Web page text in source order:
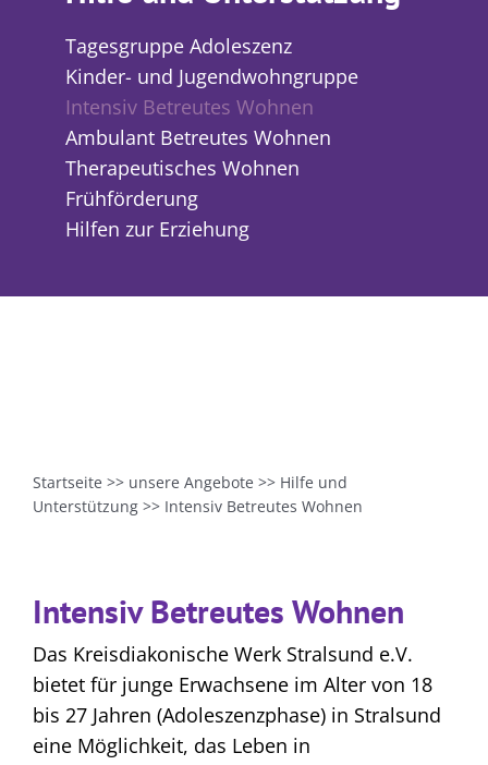
Tagesgruppe Adoleszenz
Kinder- und Jugendwohngruppe
Intensiv Betreutes Wohnen
Ambulant Betreutes Wohnen
Therapeutisches Wohnen
Frühförderung
Hilfen zur Erziehung
Startseite >> unsere Angebote >> Hilfe und
Unterstützung>> Intensiv Betreutes Wohnen
Intensiv Betreutes Wohnen
Das Kreisdiakonische Werk Stralsund e.V.
bietet für junge Erwachsene im Alter von 18
bis 27 Jahren (Adoleszenzphase) in Stralsund
eine Möglichkeit, das Leben in